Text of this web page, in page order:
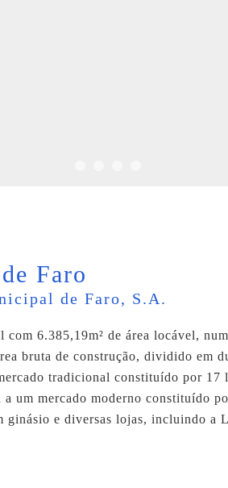
Faro
de Faro, S.A.
6.385,19m² de área locável,
bruta de construção, dividido em
tradicional constituído por 17
a um mercado moderno constituído
ginásio e diversas lojas, incluindo a